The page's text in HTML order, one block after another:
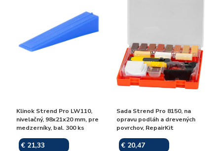
Klinok Strend Pro LW110,
nivelačný, 98x21x20 mm, pre
medzerníky, bal. 300 ks
€ 21,33
Sada Strend Pro 8150, na
opravu podláh a drevených
povrchov, RepairKit
€ 20,47